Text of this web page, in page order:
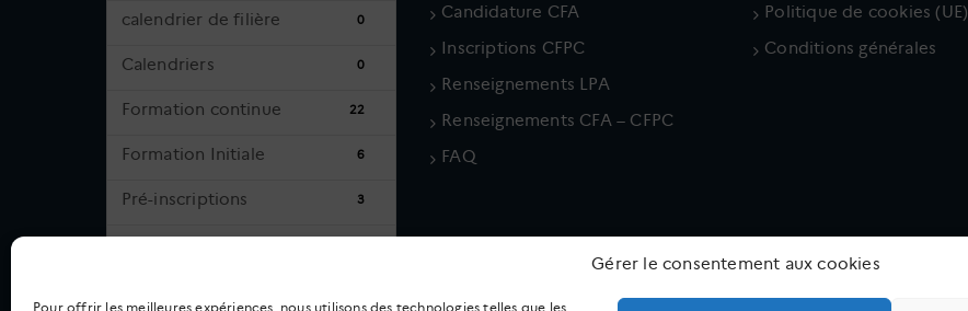
Gérer le consentement aux cookies
Pour offrir les meilleures expériences, nous utilisons des technologies telles que les
calendrier de filière 0
Calendriers 0
Formation continue 22
Formation Initiale 6
Pré-inscriptions 3
Candidature CFA
Inscriptions CFPC
Renseignements LPA
Renseignements CFA – CFPC
FAQ
Politique de cookies (UE)
Conditions générales